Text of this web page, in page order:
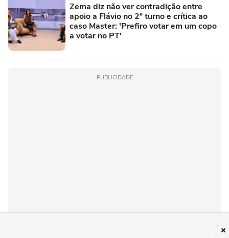
Zema diz não ver contradição entre
apoio a Flávio no 2º turno e crítica ao
caso Master: 'Prefiro votar em um copo
a votar no PT'
PUBLICIDADE